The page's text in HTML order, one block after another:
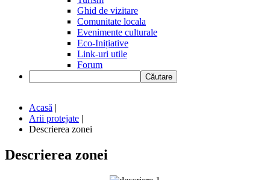
Ghid de vizitare
Comunitate locala
Evenimente culturale
Eco-Inițiative
Link-uri utile
Forum
Căutare
Acasă |
Arii protejate |
Descrierea zonei
Descrierea zonei